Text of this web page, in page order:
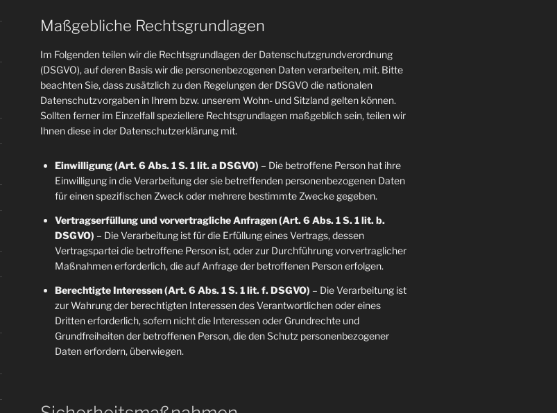
Maßgebliche Rechtsgrundlagen
Im Folgenden teilen wir die Rechtsgrundlagen der Datenschutzgrundverordnung
(DSGVO), auf deren Basis wir die personenbezogenen Daten verarbeiten, mit. Bitte
beachten Sie, dass zusätzlich zu den Regelungen der DSGVO die nationalen
Datenschutzvorgaben in Ihrem bzw. unserem Wohn- und Sitzland gelten können.
Sollten ferner im Einzelfall speziellere Rechtsgrundlagen maßgeblich sein, teilen wir
Ihnen diese in der Datenschutzerklärung mit.
Einwilligung (Art. 6 Abs. 1 S. 1 lit. a DSGVO) – Die betroffene Person hat ihre
Einwilligung in die Verarbeitung der sie betreffenden personenbezogenen Daten
für einen spezifischen Zweck oder mehrere bestimmte Zwecke gegeben.
Vertragserfüllung und vorvertragliche Anfragen (Art. 6 Abs. 1 S. 1 lit. b.
DSGVO) – Die Verarbeitung ist für die Erfüllung eines Vertrags, dessen
Vertragspartei die betroffene Person ist, oder zur Durchführung vorvertraglicher
Maßnahmen erforderlich, die auf Anfrage der betroffenen Person erfolgen.
Berechtigte Interessen (Art. 6 Abs. 1 S. 1 lit. f. DSGVO) – Die Verarbeitung ist
zur Wahrung der berechtigten Interessen des Verantwortlichen oder eines
Dritten erforderlich, sofern nicht die Interessen oder Grundrechte und
Grundfreiheiten der betroffenen Person, die den Schutz personenbezogener
Daten erfordern, überwiegen.